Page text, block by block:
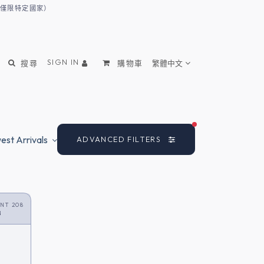
限特定國家）
搜尋 SIGN IN 購物車 繁體中文
Arrivals ADVANCED FILTERS
FILTERS ACTIVE
208